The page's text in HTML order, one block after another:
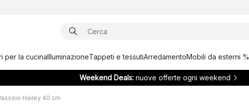
per la cucinaIlluminazioneTappeti e tessutiArredamentoMobili da esterni %
Weekend Deals: nuove offerte ogni weekend
Hailey 40 cm